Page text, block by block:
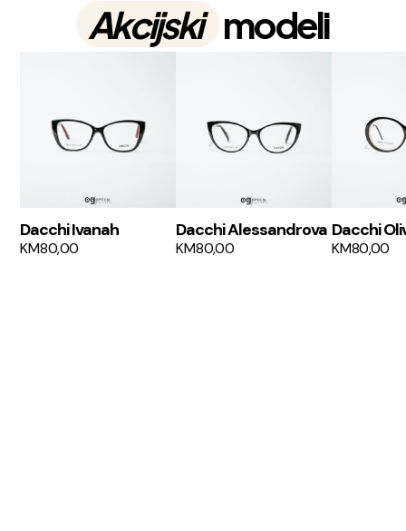
Akcijski modeli
Dacchi Ivanah
KM80,00
Dacchi Alessandrova
KM80,00
Dacchi
KM80,00